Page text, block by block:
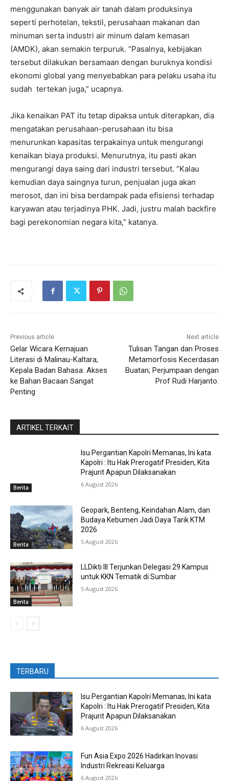
menggunakan banyak air tanah dalam produksinya
seperti perhotelan, tekstil, perusahaan makanan dan
minuman serta industri air minum dalam kemasan
(AMDK), akan semakin terpuruk. “Pasalnya, kebijakan
tersebut dilakukan bersamaan dengan buruknya kondisi
ekonomi global yang menyebabkan para pelaku usaha itu
sudah tertekan juga,” ucapnya.
Jika kenaikan PAT itu tetap dipaksa untuk diterapkan, dia
mengatakan perusahaan-perusahaan itu bisa
menurunkan kapasitas terpakainya untuk mengurangi
kenaikan biaya produksi. Menurutnya, itu pasti akan
mengurangi daya saing dari industri tersebut. “Kalau
kemudian daya saingnya turun, penjualan juga akan
merosot, dan ini bisa berdampak pada efisiensi terhadap
karyawan atau terjadinya PHK. Jadi, justru malah backfire
bagi perekonomian negara kita,” katanya.
Previous article
Gelar Wicara Kemajuan
Literasi di Malinau-Kaltara,
Kepala Badan Bahasa: Akses
ke Bahan Bacaan Sangat
Penting
Next article
Tulisan Tangan dan Proses
Metamorfosis Kecerdasan
Buatan; Perjumpaan dengan
Prof Rudi Harjanto.
ARTIKEL TERKAIT
Berita
Isu Pergantian Kapolri Memanas, Ini kata
Kapolri : Itu Hak Prerogatif Presiden, Kita
Prajurit Apapun Dilaksanakan
6 August 2026
Berita
Geopark, Benteng, Keindahan Alam, dan
Budaya Kebumen Jadi Daya Tarik KTM
2026
5 August 2026
Berita
LLDikti III Terjunkan Delegasi 29 Kampus
untuk KKN Tematik di Sumbar
5 August 2026
TERBARU
Isu Pergantian Kapolri Memanas, Ini kata
Kapolri : Itu Hak Prerogatif Presiden, Kita
Prajurit Apapun Dilaksanakan
6 August 2026
Fun Asia Expo 2026 Hadirkan Inovasi
Industri Rekreasi Keluarga
6 August 2026